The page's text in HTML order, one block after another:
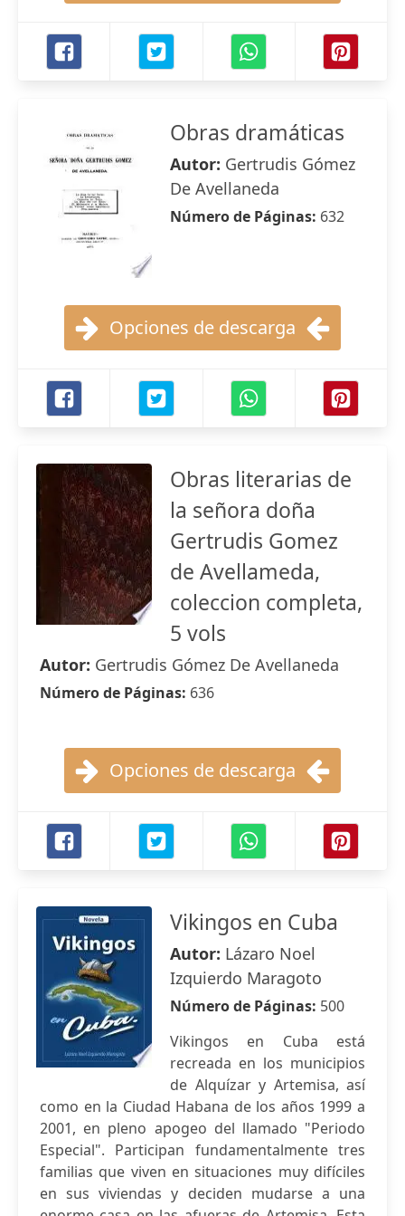
Obras dramáticas
Autor: Gertrudis Gómez
De Avellaneda
Número de Páginas: 632
Opciones de descarga
Obras literarias de
la señora doña
Gertrudis Gomez
de Avellameda,
coleccion completa,
5 vols
Autor: Gertrudis Gómez De Avellaneda
Número de Páginas: 636
Opciones de descarga
Vikingos en Cuba
Autor: Lázaro Noel
Izquierdo Maragoto
Número de Páginas: 500
Vikingos en Cuba está
recreada en los municipios
de Alquízar y Artemisa, así
como en la Ciudad Habana de los años 1999 a
2001, en pleno apogeo del llamado "Periodo
Especial". Participan fundamentalmente tres
familias que viven en situaciones muy difíciles
en sus viviendas y deciden mudarse a una